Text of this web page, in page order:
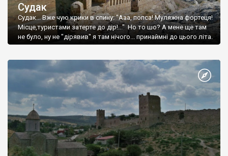
Судак
Судак... Вже чую крики в спину: "Ааа, попса! Муляжна фортеця!
Місце,туристами затерте до дір!..." Но то шо? А мене ще там
не було, ну не "дірявив" я там нічого... принаймні до цього літа.